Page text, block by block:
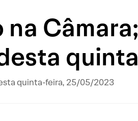
Câmara;
quinta
quinta-feira, 25/05/2023